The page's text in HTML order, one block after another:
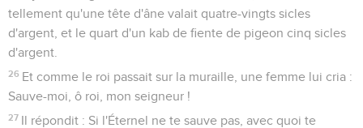
tellement qu'une tête d'âne valait quatre-vingts sicles
d'argent, et le quart d'un kab de fiente de pigeon cinq sicles
d'argent.
26 Et comme le roi passait sur la muraille, une femme lui cria :
Sauve-moi, ô roi, mon seigneur !
27 Il répondit : Si l'Éternel ne te sauve pas, avec quoi te